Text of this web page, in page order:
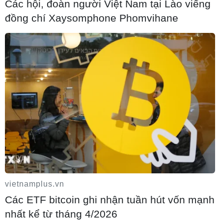
Đề xuất thí điểm làn vượt xe trên cao tốc
từ quý 4 năm 2026
10/08/2026 14:00
Từ 15/9, cấp giấy phép kinh doanh vận tải
trực tuyến trên Cổng Dịch vụ công
10/08/2026 12:56
Ngành đường sắt hướng tới mục tiêu
1.500 container vận tải liên vận Trung
Quốc
Các hội, đoàn người Việt Nam tại Lào viếng
đồng chí Xaysomphone Phomvihane
vietnamplus.vn
Các ETF bitcoin ghi nhận tuần hút vốn mạnh
nhất kể từ tháng 4/2026